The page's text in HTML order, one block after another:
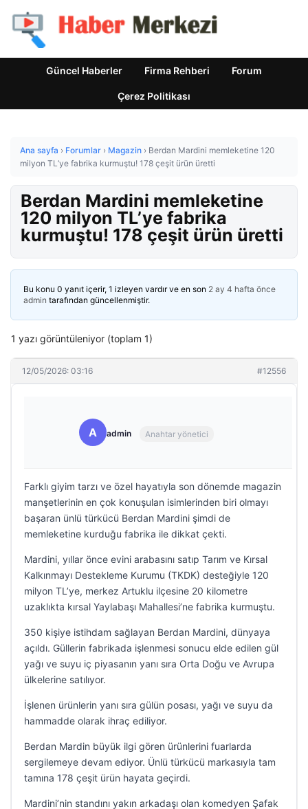
Güncel Haberler Firma Rehberi Forum
Çerez Politikası
Ana sayfa › Forumlar › Magazin › Berdan Mardini memleketine 120
milyon TL’ye fabrika kurmuştu! 178 çeşit ürün üretti
Berdan Mardini memleketine
120 milyon TL’ye fabrika
kurmuştu! 178 çeşit ürün üretti
Bu konu 0 yanıt içerir, 1 izleyen vardır ve en son 2 ay 4 hafta önce
admin tarafından güncellenmiştir.
1 yazı görüntüleniyor (toplam 1)
12/05/2026: 03:16 #12556
A admin Anahtar yönetici
Farklı giyim tarzı ve özel hayatıyla son dönemde magazin
manşetlerinin en çok konuşulan isimlerinden biri olmayı
başaran ünlü türkücü Berdan Mardini şimdi de
memleketine kurduğu fabrika ile dikkat çekti.
Mardini, yıllar önce evini arabasını satıp Tarım ve Kırsal
Kalkınmayı Destekleme Kurumu (TKDK) desteğiyle 120
milyon TL’ye, merkez Artuklu ilçesine 20 kilometre
uzaklıkta kırsal Yaylabaşı Mahallesi’ne fabrika kurmuştu.
350 kişiye istihdam sağlayan Berdan Mardini, dünyaya
açıldı. Güllerin fabrikada işlenmesi sonucu elde edilen gül
yağı ve suyu iç piyasanın yanı sıra Orta Doğu ve Avrupa
ülkelerine satılıyor.
İşlenen ürünlerin yanı sıra gülün posası, yağı ve suyu da
hammadde olarak ihraç ediliyor.
Berdan Mardin büyük ilgi gören ürünlerini fuarlarda
sergilemeye devam ediyor. Ünlü türkücü markasıyla tam
tamına 178 çeşit ürün hayata geçirdi.
Mardini’nin standını yakın arkadaşı olan komedyen Şafak